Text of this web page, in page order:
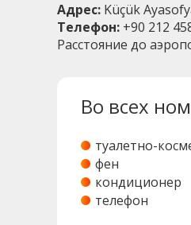
Адрес: Küçük
Телефон: +90 212
Расстояние до
Во всех
туалетно-
фен
кондиционер
телефон